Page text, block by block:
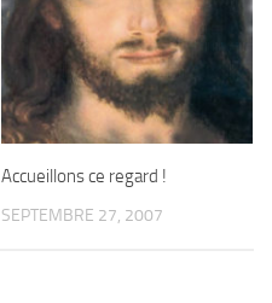
Accueillons ce regard !
SEPTEMBRE 27, 2007